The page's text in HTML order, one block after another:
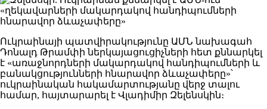
Ուկրաինայի պատվիրակությունը ԱՄՆ նախագահ
Դոնալդ Թրամփի ներկայացուցիչների հետ քննարկել
է «առաջնորդների մակարդակով հանդիպումների և
բանակցությունների հնարավոր ձևաչափերը»՝
ուկրաինական հակամարտությանը վերջ տալու
համար, հայտարարել է Վլադիմիր Զելենսկին։